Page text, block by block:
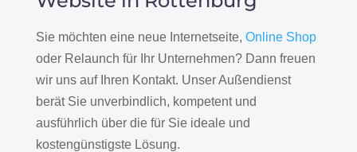
Sie möchten eine neue Internetseite, Online Shop
oder Relaunch für Ihr Unternehmen? Dann freuen
wir uns auf Ihren Kontakt. Unser Außendienst
berät Sie unverbindlich, kompetent und
ausführlich über die für Sie ideale und
kostengünstigste Lösung.